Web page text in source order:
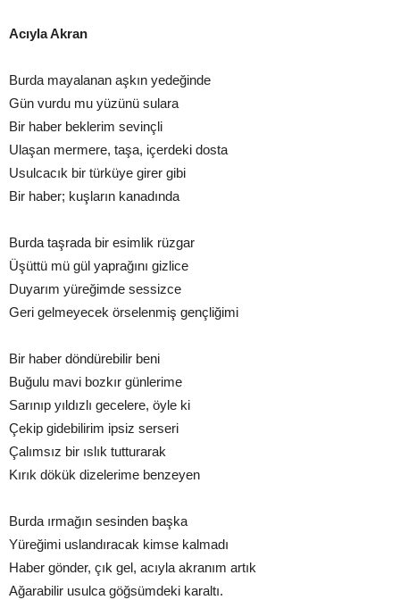
Acıyla Akran
Burda mayalanan aşkın yedeğinde
Gün vurdu mu yüzünü sulara
Bir haber beklerim sevinçli
Ulaşan mermere, taşa, içerdeki dosta
Usulcacık bir türküye girer gibi
Bir haber; kuşların kanadında
Burda taşrada bir esimlik rüzgar
Üşüttü mü gül yaprağını gizlice
Duyarım yüreğimde sessizce
Geri gelmeyecek örselenmiş gençliğimi
Bir haber döndürebilir beni
Buğulu mavi bozkır günlerime
Sarınıp yıldızlı gecelere, öyle ki
Çekip gidebilirim ipsiz serseri
Çalımsız bir ıslık tutturarak
Kırık dökük dizelerime benzeyen
Burda ırmağın sesinden başka
Yüreğimi uslandıracak kimse kalmadı
Haber gönder, çık gel, acıyla akranım artık
Ağarabilir usulca göğsümdeki karaltı.